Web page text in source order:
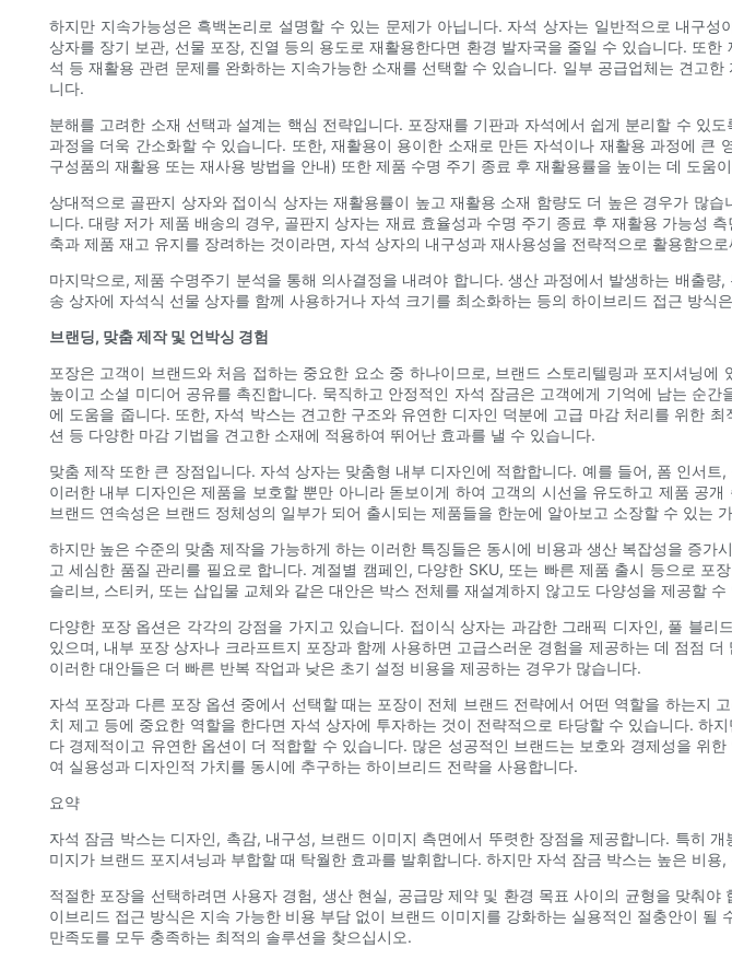
하지만 지속가능성은 흑백논리로 설명할 수 있는 문제가 아닙니다. 자석 상자는 일반적으로 내구
상자를 장기 보관, 선물 포장, 진열 등의 용도로 재활용한다면 환경 발자국을 줄일 수 있습니다. 또
석 등 재활용 관련 문제를 완화하는 지속가능한 소재를 선택할 수 있습니다. 일부 공급업체는 견고
니다.
분해를 고려한 소재 선택과 설계는 핵심 전략입니다. 포장재를 기판과 자석에서 쉽게 분리할 수 있
과정을 더욱 간소화할 수 있습니다. 또한, 재활용이 용이한 소재로 만든 자석이나 재활용 과정에
구성품의 재활용 또는 재사용 방법을 안내) 또한 제품 수명 주기 종료 후 재활용률을 높이는 데 도움
상대적으로 골판지 상자와 접이식 상자는 재활용률이 높고 재활용 소재 함량도 더 높은 경우가 많
니다. 대량 저가 제품 배송의 경우, 골판지 상자는 재료 효율성과 수명 주기 종료 후 재활용 가능성
축과 제품 재고 유지를 장려하는 것이라면, 자석 상자의 내구성과 재사용성을 전략적으로 활용함으
마지막으로, 제품 수명주기 분석을 통해 의사결정을 내려야 합니다. 생산 과정에서 발생하는 배출
송 상자에 자석식 선물 상자를 함께 사용하거나 자석 크기를 최소화하는 등의 하이브리드 접근 방
브랜딩, 맞춤 제작 및 언박싱 경험
포장은 고객이 브랜드와 처음 접하는 중요한 요소 중 하나이므로, 브랜드 스토리텔링과 포지셔닝
높이고 소셜 미디어 공유를 촉진합니다. 묵직하고 안정적인 자석 잠금은 고객에게 기억에 남는 순
에 도움을 줍니다. 또한, 자석 박스는 견고한 구조와 유연한 디자인 덕분에 고급 마감 처리를 위한
션 등 다양한 마감 기법을 견고한 소재에 적용하여 뛰어난 효과를 낼 수 있습니다.
맞춤 제작 또한 큰 장점입니다. 자석 상자는 맞춤형 내부 디자인에 적합합니다. 예를 들어, 폼 인서
이러한 내부 디자인은 제품을 보호할 뿐만 아니라 돋보이게 하여 고객의 시선을 유도하고 제품 공
브랜드 연속성은 브랜드 정체성의 일부가 되어 출시되는 제품들을 한눈에 알아보고 소장할 수 있는
하지만 높은 수준의 맞춤 제작을 가능하게 하는 이러한 특징들은 동시에 비용과 생산 복잡성을 증
고 세심한 품질 관리를 필요로 합니다. 계절별 캠페인, 다양한 SKU, 또는 빠른 제품 출시 등으로
슬리브, 스티커, 또는 삽입물 교체와 같은 대안은 박스 전체를 재설계하지 않고도 다양성을 제공할
다양한 포장 옵션은 각각의 강점을 가지고 있습니다. 접이식 상자는 과감한 그래픽 디자인, 풀 블
있으며, 내부 포장 상자나 크라프트지 포장과 함께 사용하면 고급스러운 경험을 제공하는 데 점점
이러한 대안들은 더 빠른 반복 작업과 낮은 초기 설정 비용을 제공하는 경우가 많습니다.
자석 포장과 다른 포장 옵션 중에서 선택할 때는 포장이 전체 브랜드 전략에서 어떤 역할을 하는지
치 제고 등에 중요한 역할을 한다면 자석 상자에 투자하는 것이 전략적으로 타당할 수 있습니다. 하
다 경제적이고 유연한 옵션이 더 적합할 수 있습니다. 많은 성공적인 브랜드는 보호와 경제성을 위
여 실용성과 디자인적 가치를 동시에 추구하는 하이브리드 전략을 사용합니다.
요약
자석 잠금 박스는 디자인, 촉감, 내구성, 브랜드 이미지 측면에서 뚜렷한 장점을 제공합니다. 특히
미지가 브랜드 포지셔닝과 부합할 때 탁월한 효과를 발휘합니다. 하지만 자석 잠금 박스는 높은 비
적절한 포장을 선택하려면 사용자 경험, 생산 현실, 공급망 제약 및 환경 목표 사이의 균형을 맞춰
이브리드 접근 방식은 지속 가능한 비용 부담 없이 브랜드 이미지를 강화하는 실용적인 절충안이
만족도를 모두 충족하는 최적의 솔루션을 찾으십시오.